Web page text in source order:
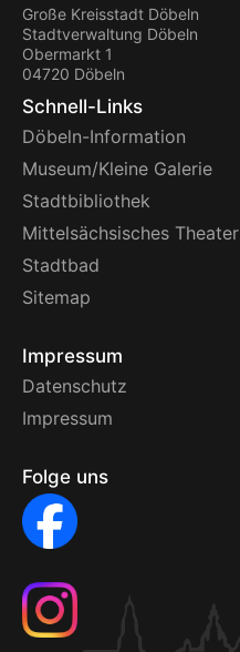
Große Kreisstadt Döbeln
Stadtverwaltung Döbeln
Obermarkt 1
04720 Döbeln
Schnell-Links
Döbeln-Information
Museum/Kleine Galerie
Stadtbibliothek
Mittelsächsisches Theater
Stadtbad
Sitemap
Impressum
Datenschutz
Impressum
Folge uns